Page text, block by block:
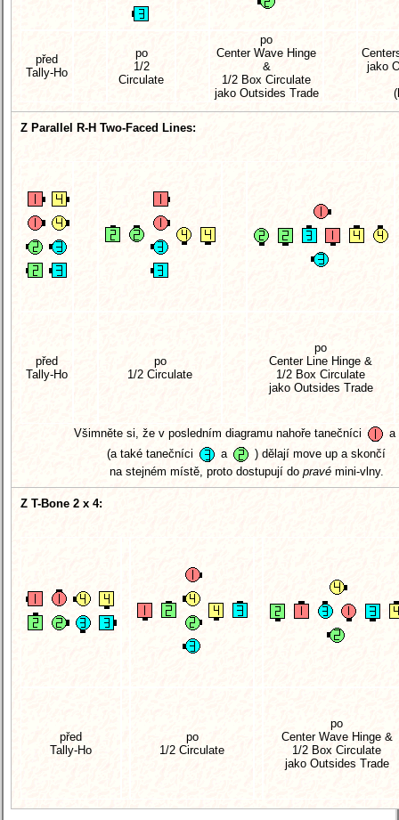
před
Tally-Ho
po
1/2
Circulate
po
Center Wave Hinge
&
1/2 Box Circulate
jako Outsides Trade
jako
Z Parallel R-H Two-Faced Lines:
před
Tally-Ho
po
1/2 Circulate
po
Center Line Hinge &
1/2 Box Circulate
jako Outsides Trade
Všimněte si, že v posledním diagramu nahoře tanečníci
a
(a také tanečníci
a
) dělají move up a skončí
na stejném místě, proto dostupují do pravémini-vlny.
Z T-Bone 2 x 4:
před
Tally-Ho
po
1/2 Circulate
po
Center Wave Hinge &
1/2 Box Circulate
jako Outsides Trade